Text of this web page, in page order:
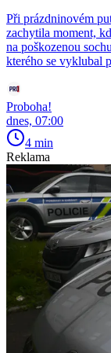
Při prázdninovém
zachytila moment,
na poškozenou
kterého se vyklubal
Proboha!
dnes, 07:00
4 min
Reklama